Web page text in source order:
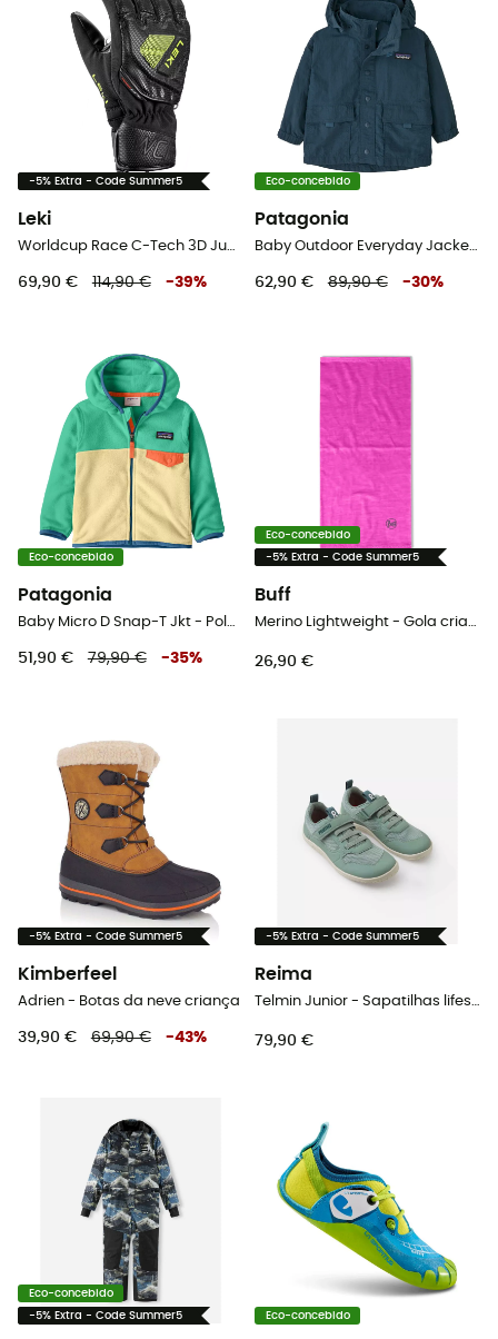
-5% Extra - Code Summer5
Leki
Worldcup Race C-Tech 3D Junior - Luva ski criança
69,90 € 114,90 € -39%
Eco-concebido
Patagonia
Baby Outdoor Everyday Jacket - Casaco impermeável criança
62,90 € 89,90 € -30%
Eco-concebido
Patagonia
Baby Micro D Snap-T Jkt - Polar criança
51,90 € 79,90 € -35%
Eco-concebido
-5% Extra - Code Summer5
Buff
Merino Lightweight - Gola criança
26,90 €
-5% Extra - Code Summer5
Kimberfeel
Adrien - Botas da neve criança
39,90 € 69,90 € -43%
-5% Extra - Code Summer5
Reima
Telmin Junior - Sapatilhas lifestyle criança
79,90 €
Eco-concebido
-5% Extra - Code Summer5 Eco-concebido